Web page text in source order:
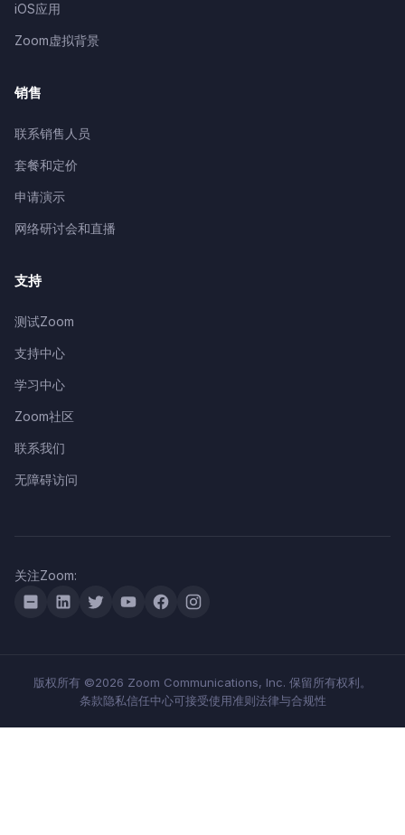
iOS应用
Zoom虚拟背景
销售
联系销售人员
套餐和定价
申请演示
网络研讨会和直播
支持
测试Zoom
支持中心
学习中心
Zoom社区
联系我们
无障碍访问
关注Zoom:
版权所有 ©2026 Zoom Communications, Inc. 保留所有权利。
条款隐私信任中心可接受使用准则法律与合规性